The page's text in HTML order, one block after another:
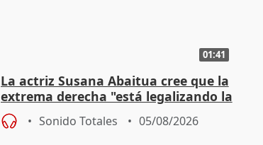
01:41
La actriz Susana Abaitua cree que la
extrema derecha "está legalizando la
homofobia"
Sonido Totales 05/08/2026